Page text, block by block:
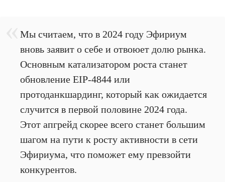
Мы считаем, что в 2024 году Эфириум
вновь заявит о себе и отвоюет долю рынка.
Основным катализатором роста станет
обновление EIP-4844 или
протоданкшардинг, который как ожидается
случится в первой половине 2024 года.
Этот апгрейд скорее всего станет большим
шагом на пути к росту активности в сети
Эфириума, что поможет ему превзойти
конкурентов.